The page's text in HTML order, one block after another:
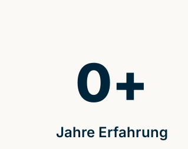
Jahre Erfahrung
0+